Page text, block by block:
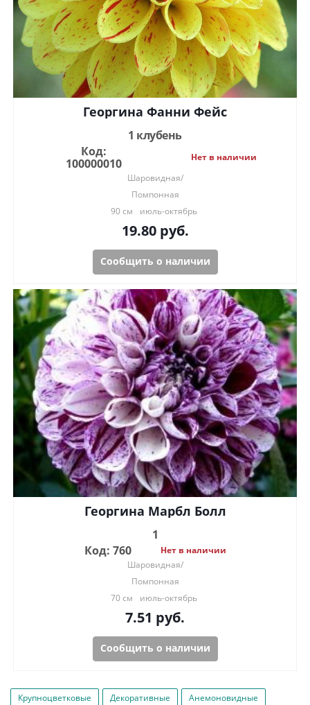
Георгина Фанни Фейс
1 клубень
Код:
100000010
Нет в наличии
Шаровидная/
Помпонная
90 см
июль-октябрь
19.80руб.
Сообщить о наличии
Георгина Марбл Болл
1
Код: 760
Нет в наличии
Шаровидная/
Помпонная
70 см
июль-октябрь
7.51 руб.
Сообщить о наличии
Крупноцветковые Декоративные
Анемоновидные